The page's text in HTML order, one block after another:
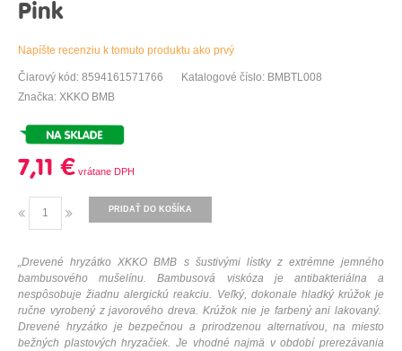
Pink
Napíšte recenziu k tomuto produktu ako prvý
Čiarový kód: 8594161571766
Katalogové číslo: BMBTL008
Značka: XKKO BMB
7,11 €
PRIDAŤ DO KOŠÍKA
„Drevené hryzátko XKKO BMB s šustivými lístky z extrémne jemného
bambusového
mušelínu. Bambusová viskóza je antibakteriálna
a
nespôsobuje žiadnu alergickú reakciu. Veľký, dokonale hladký krúžok je
ručne vyrobený z javorového dreva. Krúžok nie je farbený ani lakovaný.
Drevené hryzátko je bezpečnou a prirodzenou alternatívou, na miesto
bežných plastových hryzačiek. Je vhodné najmä v období prerezávania